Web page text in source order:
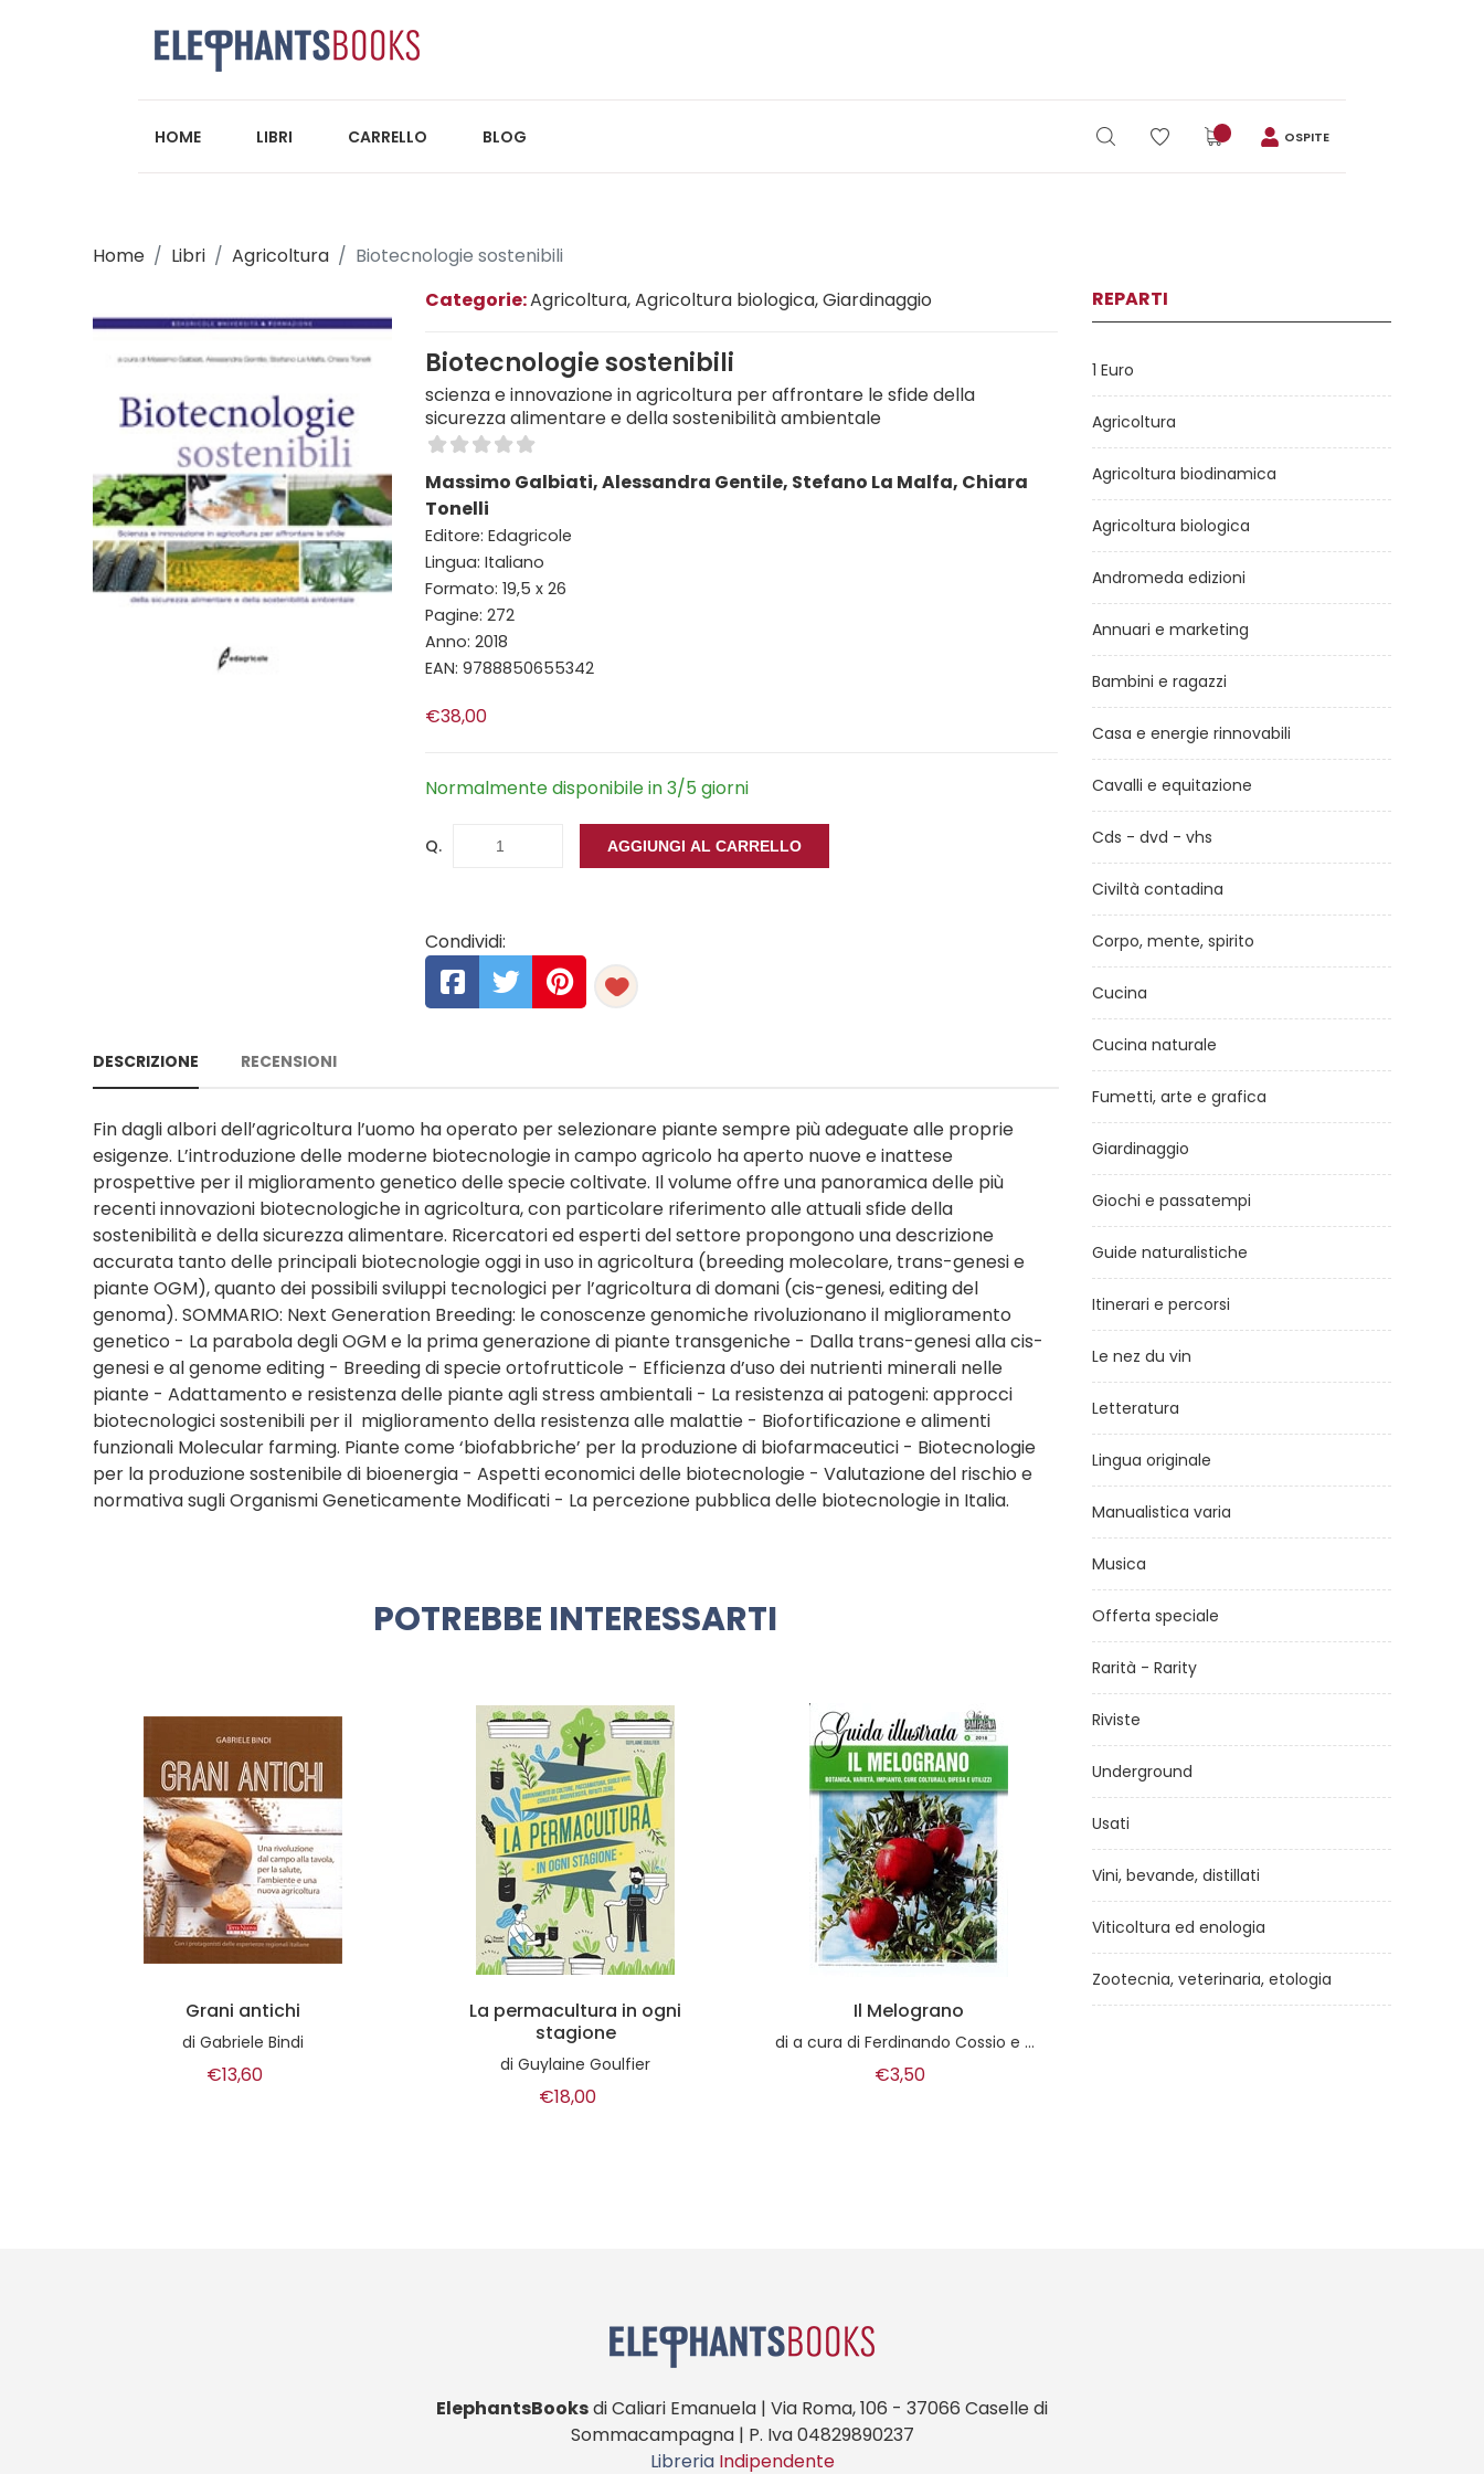
HOME LIBRI CARRELLO BLOG OSPITE
Home Libri Agricoltura
Biotecnologie sostenibili
Categorie:Agricoltura, Agricoltura biologica, Giardinaggio
Biotecnologie sostenibili
scienza e innovazione in agricoltura per affrontare le sfide della
sicurezza alimentare e della sostenibilità ambientale
Massimo Galbiati, Alessandra Gentile, Stefano La Malfa, Chiara
Tonelli
Editore: Edagricole
Lingua: Italiano
Formato: 19,5 x 26
Pagine: 272
Anno: 2018
EAN: 9788850655342
€38,00
Normalmente disponibile in 3/5 giorni
Q. AGGIUNGI AL CARRELLO
Condividi:
DESCRIZIONE RECENSIONI
Fin dagli albori dell’agricoltura l’uomo ha operato per selezionare piante sempre più adeguate alle proprie
esigenze. L’introduzione delle moderne biotecnologie in campo agricolo ha aperto nuove e inattese
prospettive per il miglioramento genetico delle specie coltivate. Il volume offre una panoramica delle più
recenti innovazioni biotecnologiche in agricoltura, con particolare riferimento alle attuali sfide della
sostenibilità e della sicurezza alimentare. Ricercatori ed esperti del settore propongono una descrizione
accurata tanto delle principali biotecnologie oggi in uso in agricoltura (breeding molecolare, trans-genesi e
piante OGM), quanto dei possibili sviluppi tecnologici per l’agricoltura di domani (cis-genesi, editing del
genoma). SOMMARIO: Next Generation Breeding: le conoscenze genomiche rivoluzionano il miglioramento
genetico - La parabola degli OGM e la prima generazione di piante transgeniche - Dalla trans-genesi alla cis-
genesi e al genome editing - Breeding di specie ortofrutticole - Efficienza d’uso dei nutrienti minerali nelle
piante - Adattamento e resistenza delle piante agli stress ambientali - La resistenza ai patogeni: approcci
biotecnologici sostenibili per il miglioramento della resistenza alle malattie - Biofortificazione e alimenti
funzionali Molecular farming. Piante come ‘biofabbriche’ per la produzione di biofarmaceutici - Biotecnologie
per la produzione sostenibile di bioenergia - Aspetti economici delle biotecnologie - Valutazione del rischio e
normativa sugli Organismi Geneticamente Modificati - La percezione pubblica delle biotecnologie in Italia.
POTREBBE INTERESSARTI
La permacultura in ogni
stagione
Guylaine Goulfier
Il Melograno
a cura di Ferdinando Cossio e Vito Vitelli
€3,50
Impianti elettrici dei trattori
agricoli
Giovanni De Michele
Tecnologie di lavorazione
REPARTI
1 Euro
Agricoltura
Agricoltura biodinamica
Agricoltura biologica
Andromeda edizioni
Annuari e marketing
Bambini e ragazzi
Casa e energie rinnovabili
Cavalli e equitazione
Cds - dvd - vhs
Civiltà contadina
Corpo, mente, spirito
Cucina
Cucina naturale
Fumetti, arte e grafica
Giardinaggio
Giochi e passatempi
Guide naturalistiche
Itinerari e percorsi
Le nez du vin
Letteratura
Lingua originale
Manualistica varia
Musica
Offerta speciale
Rarità - Rarity
Riviste
Underground
Usati
Vini, bevande, distillati
Viticoltura ed enologia
Zootecnia, veterinaria, etologia
ElephantsBooksdi Caliari Emanuela | Via Roma, 106 - 37066 Caselle di
Sommacampagna | P. Iva 04829890237
Libreria Indipendente